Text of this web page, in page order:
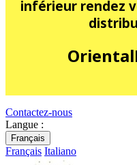
inférieur rendez
Contactez-nous
Langue :
Français
Français Italiano